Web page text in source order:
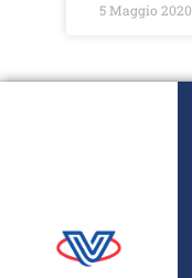
5 Maggio 2020